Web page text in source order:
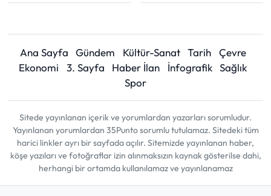
Ana Sayfa Gündem Kültür-Sanat Tarih
Çevre
Ekonomi
3. Sayfa Haber İlan İnfografik Sağlık
Spor
Sitede yayınlanan içerik ve yorumlardan yazarları sorumludur.
Yayınlanan yorumlardan 35Punto sorumlu tutulamaz. Sitedeki tüm
harici linkler ayrı bir sayfada açılır. Sitemizde yayınlanan haber,
köşe yazıları ve fotoğraflar izin alınmaksızın kaynak gösterilse dahi,
herhangi bir ortamda kullanılamaz ve yayınlanamaz